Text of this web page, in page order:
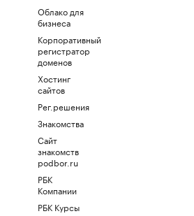
Облако для
бизнеса
Корпоративный
регистратор
доменов
Хостинг
сайтов
Рег.решения
Знакомства
Сайт
знакомств
podbor.ru
РБК
Компании
РБК Курсы